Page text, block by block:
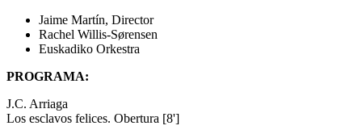
Jaime Martín, Director
Rachel Willis-Sørensen
Euskadiko Orkestra
PROGRAMA:
J.C. Arriaga
Los esclavos felices. Obertura [8']